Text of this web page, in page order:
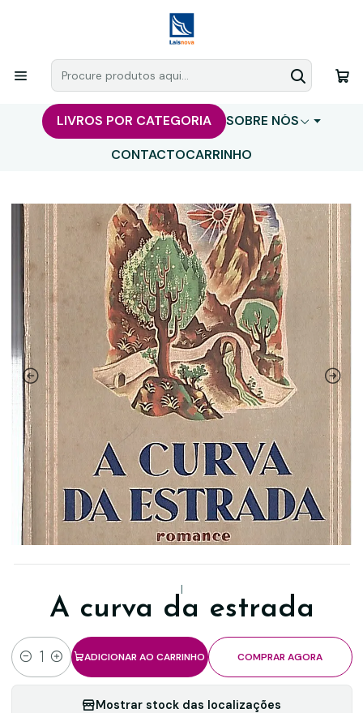
LIVROS POR CATEGORIA
SOBRE NÓS
CONTACTOCARRINHO
|
A curva da estrada
Quantidade
ADICIONAR AO CARRINHO COMPRAR AGORA
Mostrar stock das localizações